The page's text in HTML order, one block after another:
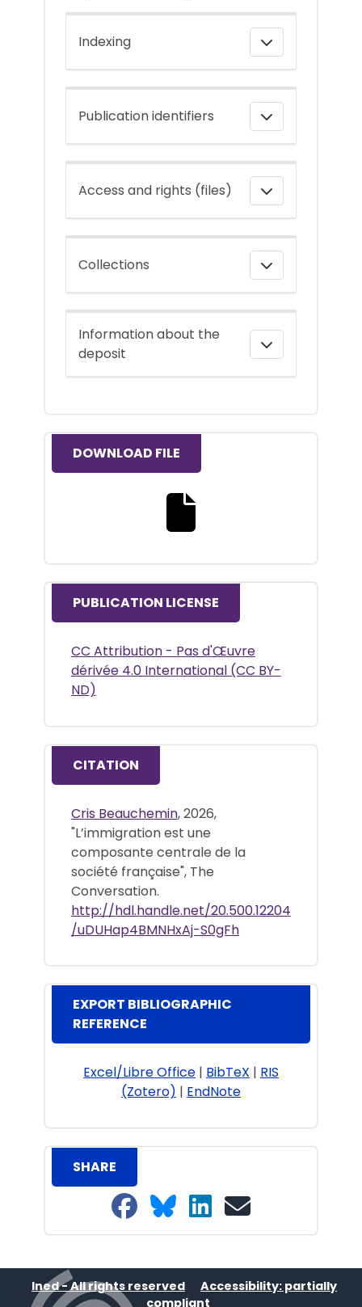
Indexing
Publication identifiers
Access and rights (files)
Collections
Information about the
deposit
DOWNLOAD FILE
PUBLICATION LICENSE
CC Attribution - Pas d'Œuvre
dérivée 4.0 International (CC BY-
ND)
CITATION
Cris Beauchemin, 2026,
"L’immigration est une
composante centrale de la
société française", The
Conversation.
http://hdl.handle.net/20.500.12204
/uDUHap4BMNHxAj-S0gFh
EXPORT BIBLIOGRAPHIC
REFERENCE
Excel/Libre Office | BibTeX | RIS
(Zotero) | EndNote
SHARE
Share on Facebook
Share on Bluesky
Share on LinkedIn
Ined - All rights reserved
Accessibility: partially
compliant